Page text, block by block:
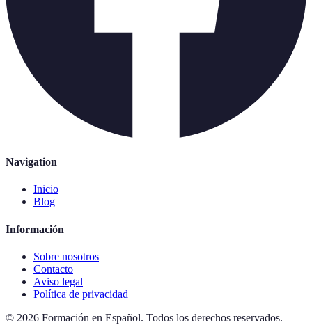
Navigation
Inicio
Blog
Información
Sobre nosotros
Contacto
Aviso legal
Política de privacidad
© 2026 Formación en Español. Todos los derechos reservados.